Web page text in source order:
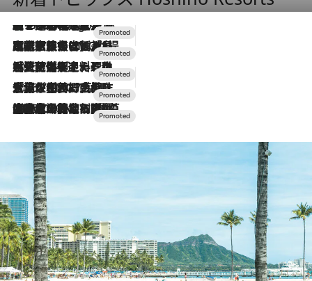
9 Hours Ago
【トンボの足水浴】ヒノキの香りに包まれて涼感マックス！約13℃の湧水かけ流しを避暑地「星野温泉 トンボの湯」で体験
2026.7.31
【ホテル帰省】という選択肢をOMOが提案。家族とほどよい距離を保つには「昼は実家、夜は気兼ねなくホテルで！」
2026.7.24
【夏限定ディナーコース】旬を迎える稚鮎や花ズッキーニなどをイタリア・トスカーナの郷土料理の手法で満喫！
2026.7.17
「土佐和ハーブかき氷」がOMO7高知に登場！生姜、山椒、大葉など目にも舌にも涼を呼ぶ郷土の味
2026.7.10
NEW OPEN！【界 草津】名湯の地に誕生。趣の異なる2種の温泉と上州ならではの会席・蕎麦割烹など美食を味わう究極の癒やし旅